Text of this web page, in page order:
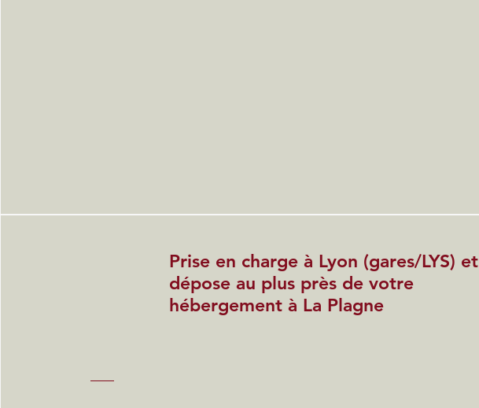
Prise en charge à Lyon (gares/LYS) et
dépose au plus près de votre
hébergement à La Plagne